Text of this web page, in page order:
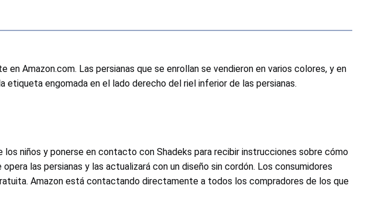
Amazon.com. Las persianas que se enrollan se vendieron en varios colores, y en
etiqueta engomada en el lado derecho del riel inferior de las persianas.
niños y ponerse en contacto con Shadeks para recibir instrucciones sobre cómo
las persianas y las actualizará con un diseño sin cordón. Los consumidores
Amazon está contactando directamente a todos los compradores de los que